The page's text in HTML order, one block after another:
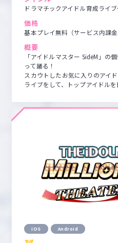
ドラマチックアイドル育成ライ
価格
基本プレイ無料（サービス内課金
概要
「アイドルマスター SideM」の
って踊る！
スカウトしたお気に入りのアイ
ライブをして、トップアイドルを
iOS Android